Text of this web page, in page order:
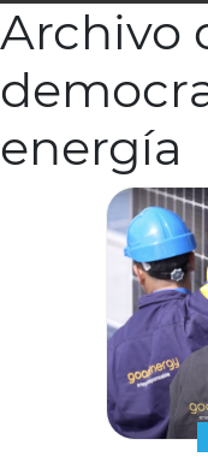
Archivo
energía